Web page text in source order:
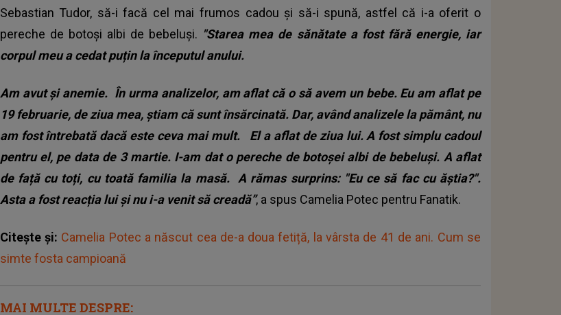
Sebastian Tudor, să-i facă cel mai frumos cadou și să-i spună, astfel că i-a oferit o
pereche de botoși albi de bebeluși. "Starea mea de sănătate a fost fără energie, iar
corpul meu a cedat puțin la începutul anului.
Am avut și anemie. În urma analizelor, am aflat că o să avem un bebe. Eu am aflat pe
19 februarie, de ziua mea, știam că sunt însărcinată. Dar, având analizele la pământ, nu
am fost întrebată dacă este ceva mai mult. El a aflat de ziua lui. A fost simplu cadoul
pentru el, pe data de 3 martie. I-am dat o pereche de botoșei albi de bebeluși. A aflat
de față cu toți, cu toată familia la masă. A rămas surprins: "Eu ce să fac cu ăștia?".
Asta a fost reacția lui și nu i-a venit să creadă”, a spus Camelia Potec pentru Fanatik.
Citește și: Camelia Potec a născut cea de-a doua fetiță, la vârsta de 41 de ani. Cum se
simte fosta campioană
MAI MULTE DESPRE: